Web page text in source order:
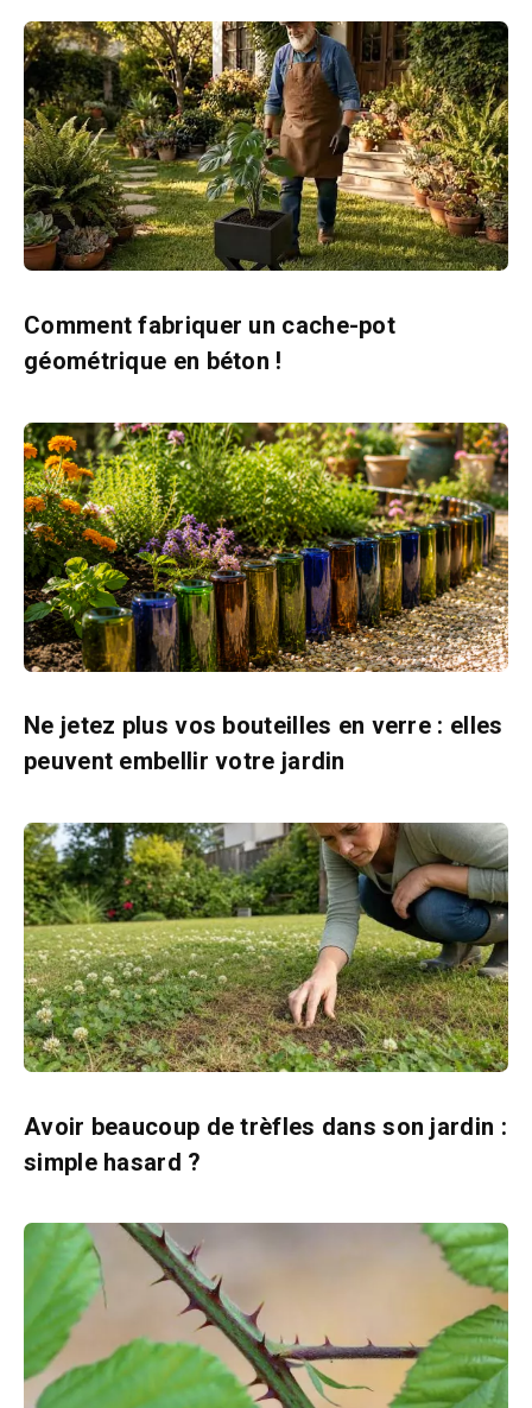
Comment fabriquer un cache-pot
géométrique en béton !
Ne jetez plus vos bouteilles en verre : elles
peuvent embellir votre jardin
Avoir beaucoup de trèfles dans son jardin :
simple hasard ?